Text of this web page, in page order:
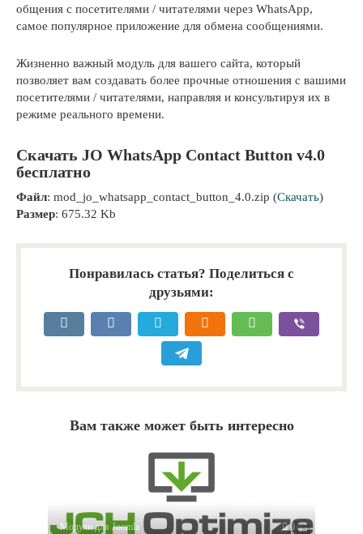
общения с посетителями / читателями через WhatsApp,
самое популярное приложение для обмена сообщениями.
Жизненно важный модуль для вашего сайта, который
позволяет вам создавать более прочные отношения с вашими
посетителями / читателями, направляя и консультируя их в
режиме реального времени.
Скачать JO WhatsApp Contact Button v4.0
бесплатно
Файл: mod_jo_whatsapp_contact_button_4.0.zip (Скачать)
Размер: 675.32 Kb
Понравилась статья? Поделиться с
друзьями:
Вам также может быть интересно
Модули для Joomla 0